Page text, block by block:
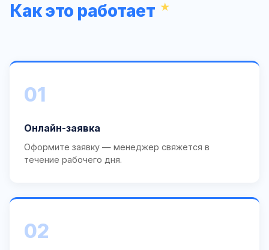
Как это работает
01
Онлайн-заявка
Оформите заявку — менеджер свяжется в
течение рабочего дня.
02